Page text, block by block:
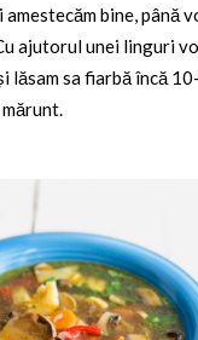
bine, până
ajutorul unei linguri
lăsam sa fiarbă încă